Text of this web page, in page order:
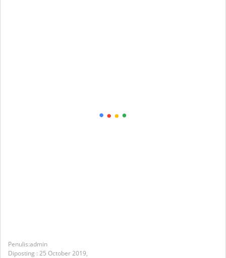
admin
Diposting : 25 October 2019,